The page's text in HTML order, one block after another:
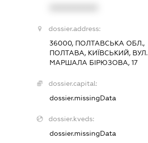
dossier.address:
36000, ПОЛТАВСЬКА ОБЛ.,
ПОЛТАВА, КИЇВСЬКИЙ, ВУЛ.
МАРШАЛА БІРЮЗОВА, 17
dossier.capital:
dossier.missingData
dossier.kveds:
dossier.missingData